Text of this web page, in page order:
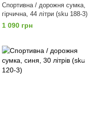
Спортивна / дорожня сумка,
гірчична, 44 літри (sku 188-3)
1 090 грн